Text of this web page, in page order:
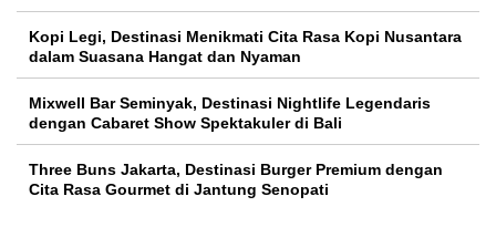
Kopi Legi, Destinasi Menikmati Cita Rasa Kopi Nusantara
dalam Suasana Hangat dan Nyaman
Mixwell Bar Seminyak, Destinasi Nightlife Legendaris
dengan Cabaret Show Spektakuler di Bali
Three Buns Jakarta, Destinasi Burger Premium dengan
Cita Rasa Gourmet di Jantung Senopati